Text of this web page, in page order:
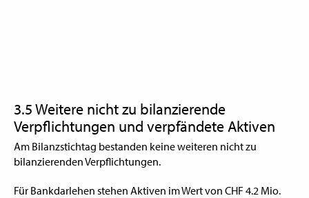
3.5 Weitere nicht zu bilanzierende
Verpflichtungen und verpfändete Aktiven
Am Bilanzstichtag bestanden keine weiteren nicht zu
bilanzierenden Verpflichtungen.
Für Bankdarlehen stehen Aktiven im Wert von CHF 4.2 Mio.